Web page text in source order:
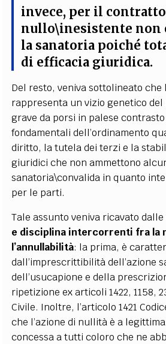
invece, per il contratto
nullo\inesistente non
la sanatoria poiché
di efficacia giuridica.
Del resto, veniva sottolineato
rappresenta un vizio genetico
grave da porsi in palese
fondamentali dell’ordinamento
diritto, la tutela dei terzi e la
giuridici che non ammettono
sanatoria\convalida in quanto
per le parti.
Tale assunto veniva ricavato dalle
e disciplina intercorrenti fra la
l’annullabilità: la prima, è
dall’imprescrittibilità dell’azione
dell’usucapione e della
ripetizione ex articoli 1422, 1158,
Civile. Inoltre, l’articolo 1421
che l’azione di nullità è a
concessa a tutti coloro che ne